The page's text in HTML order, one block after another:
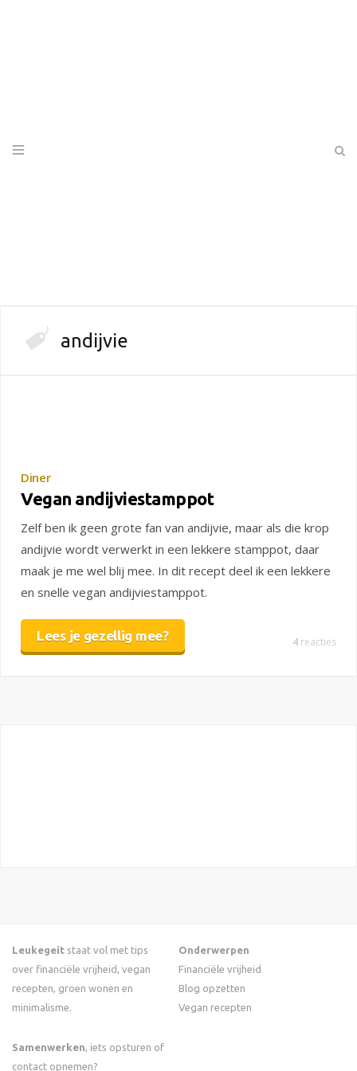
andijvie
Diner
Vegan andijviestamppot
Zelf ben ik geen grote fan van andijvie, maar als die krop
andijvie wordt verwerkt in een lekkere stamppot, daar
maak je me wel blij mee. In dit recept deel ik een lekkere
en snelle vegan andijviestamppot.
Lees je gezellig mee? 4 reacties
Leukegeit staat vol met tips
over financiële vrijheid, vegan
recepten, groen wonen en
minimalisme.
Samenwerken, iets opsturen of
contact opnemen?
Onderwerpen
Financiële vrijheid
Blog opzetten
Vegan recepten